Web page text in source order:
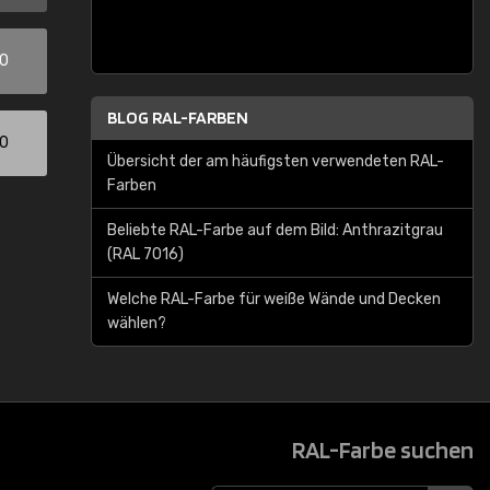
BLOG RAL-FARBEN
Übersicht der am häufigsten verwendeten RAL-
Farben
Beliebte RAL-Farbe auf dem Bild: Anthrazitgrau
(RAL 7016)
Welche RAL-Farbe für weiße Wände und Decken
wählen?
RAL-Farbe suchen